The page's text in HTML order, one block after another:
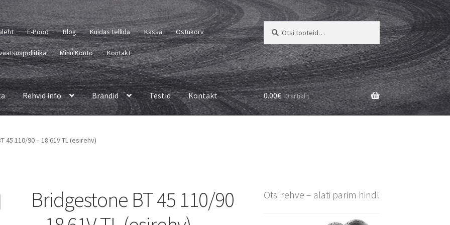
E-Pood Blog Kuidas tellida Kassa Ostukorv
Minu Konto Kontakt
Otsi:
Otsi
Rehvid info Brändid Testid Kontakt 0.00€ 0 artiklit
45 110/90 – 18 61V TL (esirehv)
Bridgestone BT 45 110/90
Otsi rehve – alati parim hind!